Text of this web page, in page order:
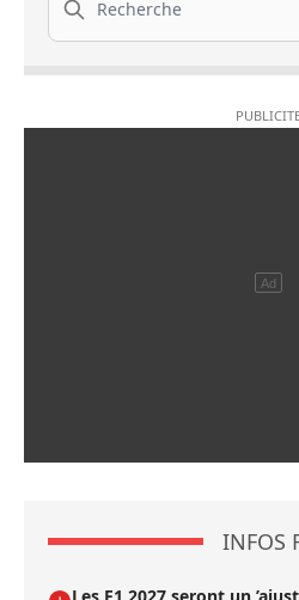
INFOS
Les F1 2027 seront un